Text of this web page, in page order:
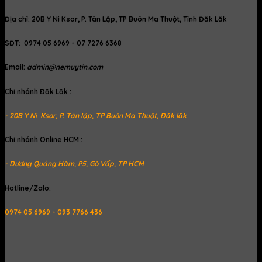
Địa chỉ: 20B Y Ni Ksor, P. Tân Lập, TP Buôn Ma Thuột, Tỉnh Đăk Lăk
SĐT: 0974 05 6969 - 07 7276 6368
Email: admin@nemuytin.com
Chi nhánh Đăk Lăk :
- 20B Y Ni Ksor, P. Tân lập, TP Buôn Ma Thuột, Đăk lăk
Chi nhánh Online HCM :
- Dương Quảng Hàm, P5, Gò Vấp, TP HCM
Hotline/Zalo:
0974 05 6969 - 093 7766 436